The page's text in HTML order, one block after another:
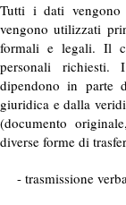
Tutti i dati
vengono utilizzati
formali e legali. Il
personali richiesti.
dipendono in parte
giuridica e dalla
(documento
diverse forme di
- trasmissione